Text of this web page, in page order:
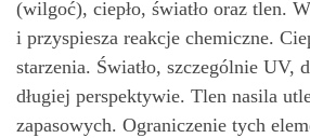
(wilgoć), ciepło, światło oraz tlen.
i przyspiesza reakcje chemiczne.
starzenia. Światło, szczególnie UV,
długiej perspektywie. Tlen nasila
zapasowych. Ograniczenie tych